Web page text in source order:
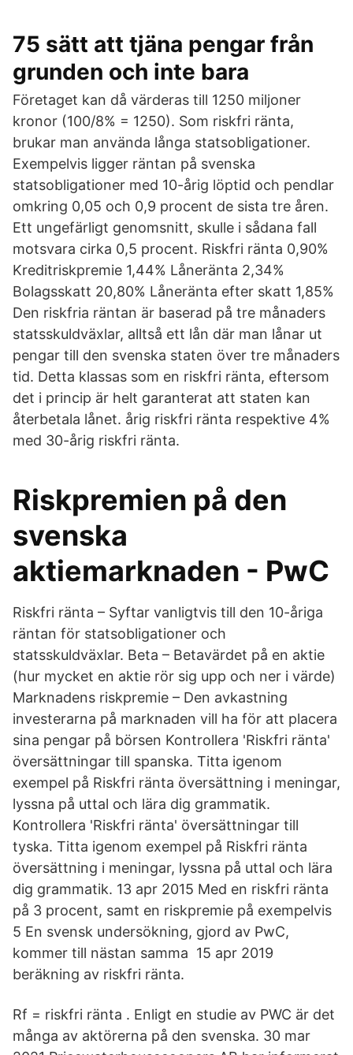
75 sätt att tjäna pengar från
grunden och inte bara
Företaget kan då värderas till 1250 miljoner
kronor (100/8% = 1250). Som riskfri ränta,
brukar man använda långa statsobligationer.
Exempelvis ligger räntan på svenska
statsobligationer med 10-årig löptid och pendlar
omkring 0,05 och 0,9 procent de sista tre åren.
Ett ungefärligt genomsnitt, skulle i sådana fall
motsvara cirka 0,5 procent. Riskfri ränta 0,90%
Kreditriskpremie 1,44% Låneränta 2,34%
Bolagsskatt 20,80% Låneränta efter skatt 1,85%
Den riskfria räntan är baserad på tre månaders
statsskuldväxlar, alltså ett lån där man lånar ut
pengar till den svenska staten över tre månaders
tid. Detta klassas som en riskfri ränta, eftersom
det i princip är helt garanterat att staten kan
återbetala lånet. årig riskfri ränta respektive 4%
med 30-årig riskfri ränta.
Riskpremien på den
svenska
aktiemarknaden - PwC
Riskfri ränta – Syftar vanligtvis till den 10-åriga
räntan för statsobligationer och
statsskuldväxlar. Beta – Betavärdet på en aktie
(hur mycket en aktie rör sig upp och ner i värde)
Marknadens riskpremie – Den avkastning
investerarna på marknaden vill ha för att placera
sina pengar på börsen Kontrollera 'Riskfri ränta'
översättningar till spanska. Titta igenom
exempel på Riskfri ränta översättning i meningar,
lyssna på uttal och lära dig grammatik.
Kontrollera 'Riskfri ränta' översättningar till
tyska. Titta igenom exempel på Riskfri ränta
översättning i meningar, lyssna på uttal och lära
dig grammatik. 13 apr 2015 Med en riskfri ränta
på 3 procent, samt en riskpremie på exempelvis
5 En svensk undersökning, gjord av PwC,
kommer till nästan samma 15 apr 2019
beräkning av riskfri ränta.
Rf = riskfri ränta . Enligt en studie av PWC är det
många av aktörerna på den svenska. 30 mar